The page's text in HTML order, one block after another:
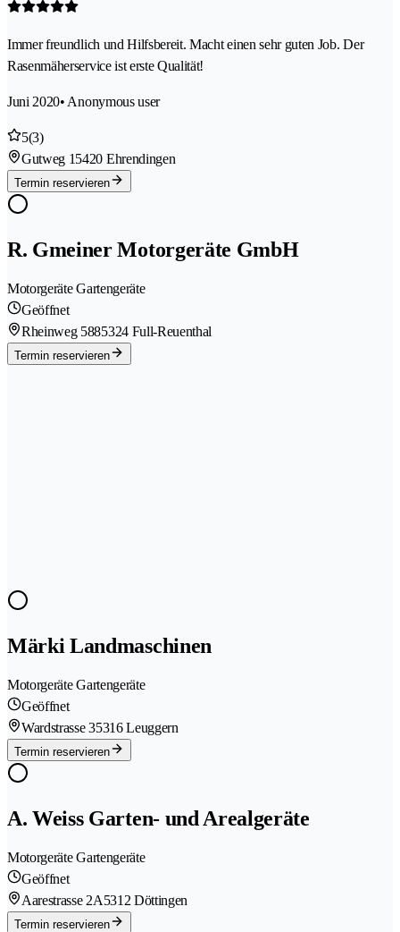
Immer freundlich und Hilfsbereit. Macht einen sehr guten Job. Der
Rasenmäherservice ist erste Qualität!
Juni 2020• Anonymous user
5(3)
Gutweg 15420 Ehrendingen
Termin reservieren
R. Gmeiner Motorgeräte GmbH
Motorgeräte Gartengeräte
Geöffnet
Rheinweg 5885324 Full-Reuenthal
Termin reservieren
Märki Landmaschinen
Motorgeräte Gartengeräte
Geöffnet
Wardstrasse 35316 Leuggern
Termin reservieren
A. Weiss Garten- und Arealgeräte
Motorgeräte Gartengeräte
Geöffnet
Aarestrasse 2A5312 Döttingen
Termin reservieren